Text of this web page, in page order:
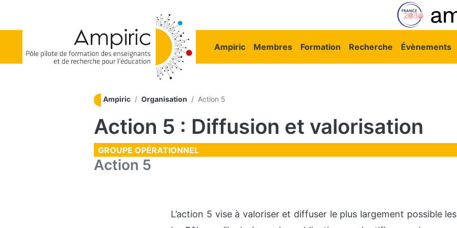
Navigation principale
Ampiric Membres Formation Recherche Évènements
Ampiric Organisation Action 5
Action 5 : Diffusion et valorisation
GROUPE OPÉRATIONNEL
Action 5
L’action 5 vise à valoriser et diffuser le plus largement possible